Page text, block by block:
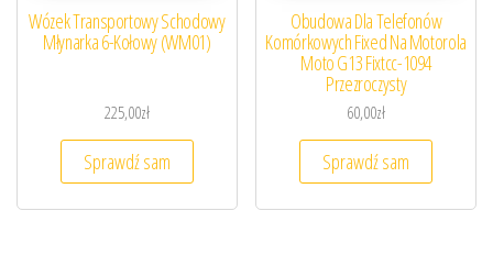
Wózek Transportowy Schodowy
Młynarka 6-Kołowy (WM01)
225,00zł
Sprawdź sam
Obudowa Dla Telefonów
Komórkowych Fixed Na Motorola
Moto G13 Fixtcc-1094
Przezroczysty
60,00zł
Sprawdź sam